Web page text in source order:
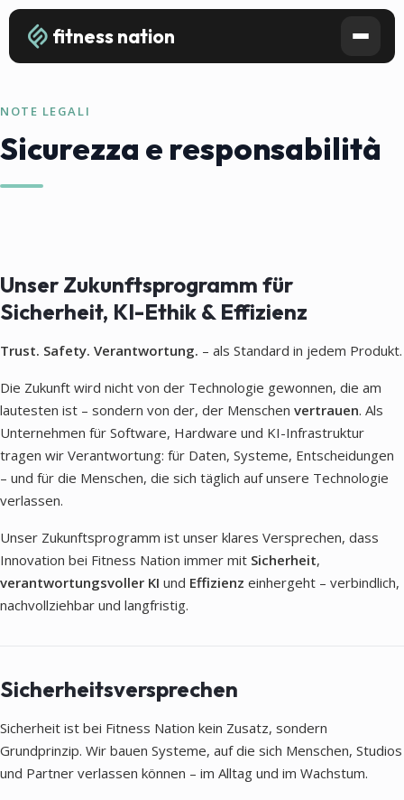
fitness nation
NOTE LEGALI
Sicurezza e responsabilità
Unser Zukunftsprogramm für
Sicherheit, KI-Ethik & Effizienz
Trust. Safety. Verantwortung. – als Standard in jedem Produkt.
Die Zukunft wird nicht von der Technologie gewonnen, die am
lautesten ist – sondern von der, der Menschen vertrauen. Als
Unternehmen für Software, Hardware und KI-Infrastruktur
tragen wir Verantwortung: für Daten, Systeme, Entscheidungen
– und für die Menschen, die sich täglich auf unsere Technologie
verlassen.
Unser Zukunftsprogramm ist unser klares Versprechen, dass
Innovation bei Fitness Nation immer mit Sicherheit,
verantwortungsvoller KI und Effizienz einhergeht – verbindlich,
nachvollziehbar und langfristig.
Sicherheitsversprechen
Sicherheit ist bei Fitness Nation kein Zusatz, sondern
Grundprinzip. Wir bauen Systeme, auf die sich Menschen, Studios
und Partner verlassen können – im Alltag und im Wachstum.